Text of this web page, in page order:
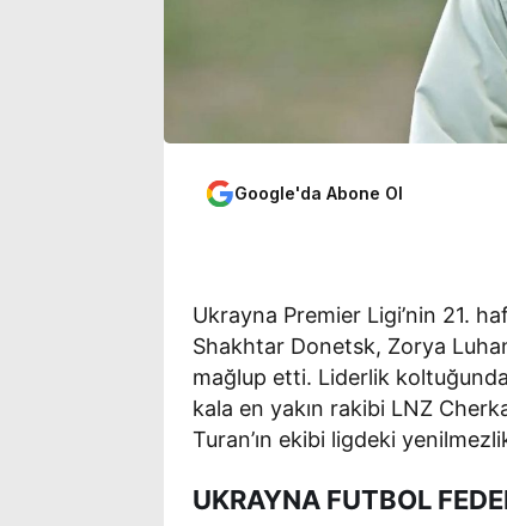
Google'da Abone Ol
Ukrayna Premier Ligi’nin 21.
Shakhtar Donetsk, Zorya
mağlup etti. Liderlik
kala en yakın rakibi LNZ
Turan’ın ekibi ligdeki
UKRAYNA FUTBOL